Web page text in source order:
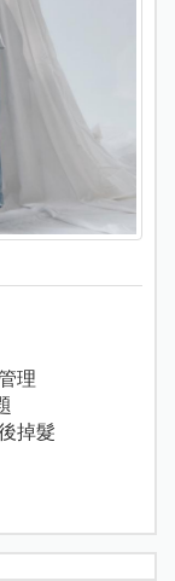
理
掉髮